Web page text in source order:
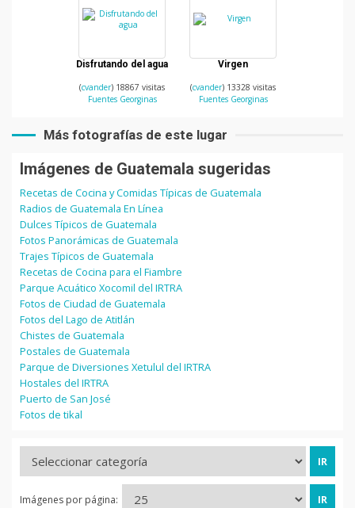
Disfrutando del agua
(cvander) 18867 visitas
Fuentes Georginas
Virgen
(cvander) 13328 visitas
Fuentes Georginas
Más fotografías de este lugar
Imágenes de Guatemala sugeridas
Recetas de Cocina y Comidas Típicas de Guatemala
Radios de Guatemala En Línea
Dulces Típicos de Guatemala
Fotos Panorámicas de Guatemala
Trajes Típicos de Guatemala
Recetas de Cocina para el Fiambre
Parque Acuático Xocomil del IRTRA
Fotos de Ciudad de Guatemala
Fotos del Lago de Atitlán
Chistes de Guatemala
Postales de Guatemala
Parque de Diversiones Xetulul del IRTRA
Hostales del IRTRA
Puerto de San José
Fotos de tikal
Imágenes por página: